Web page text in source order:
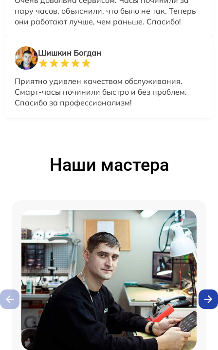
пару часов, объяснили, что было не так. Теперь
они работают лучше, чем раньше. Спасибо!
Шишкин Богдан
Приятно удивлен качеством обслуживания.
Смарт-часы починили быстро и без проблем.
Спасибо за профессионализм!
Наши мастера